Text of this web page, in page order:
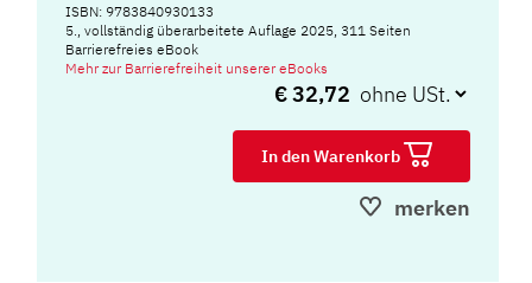
ISBN: 9783840930133
5., vollständig überarbeitete Auflage 2025, 311 Seiten
Barrierefreies eBook
Mehr zur Barrierefreiheit unserer eBooks
€ 32,72
In den Warenkorb
merken